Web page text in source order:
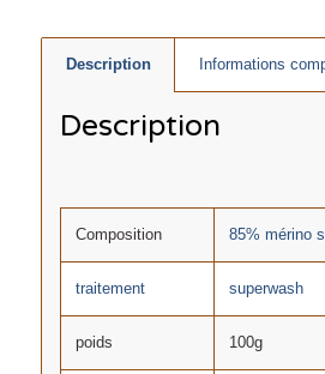
Description Informations
Description
Composition 85% mérino
traitement superwash
poids 100g